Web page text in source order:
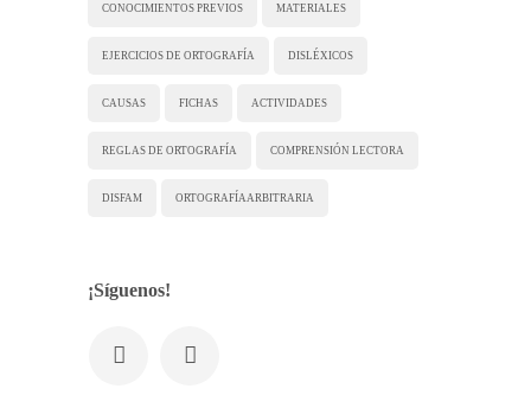
CONOCIMIENTOS PREVIOS MATERIALES
EJERCICIOS DE ORTOGRAFÍA DISLÉXICOS
CAUSAS FICHAS ACTIVIDADES
REGLAS DE ORTOGRAFÍA COMPRENSIÓN LECTORA
DISFAM ORTOGRAFÍA ARBITRARIA
¡Síguenos!